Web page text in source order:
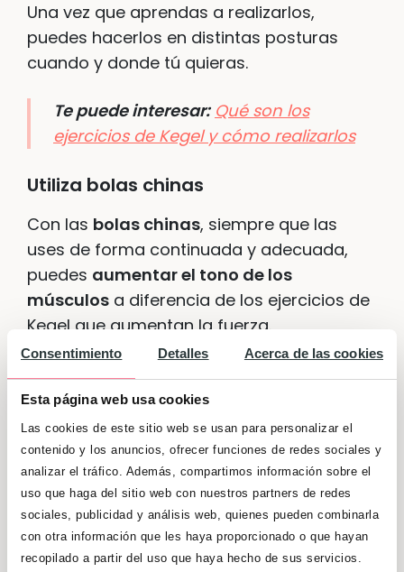
Consentimiento Detalles Acerca de las cookies
Esta página web usa cookies
Las cookies de este sitio web se usan para personalizar el
contenido y los anuncios, ofrecer funciones de redes sociales y
analizar el tráfico. Además, compartimos información sobre el
uso que haga del sitio web con nuestros partners de redes
sociales, publicidad y análisis web, quienes pueden combinarla
con otra información que les haya proporcionado o que hayan
recopilado a partir del uso que haya hecho de sus servicios.
Una vez que aprendas a realizarlos,
puedes hacerlos en distintas posturas
cuando y donde tú quieras.
Te puede interesar: Qué son los
ejercicios de Kegel y cómo realizarlos
Utiliza bolas chinas
Con las bolas chinas, siempre que las
uses de forma continuada y adecuada,
puedes aumentar el tono de los
músculos a diferencia de los ejercicios de
Kegel que aumentan la fuerza.
Tono es la tensión que tiene el
músculo en reposo. Fuerza es
la tensión que tiene el músculo
cuando lo contraes.